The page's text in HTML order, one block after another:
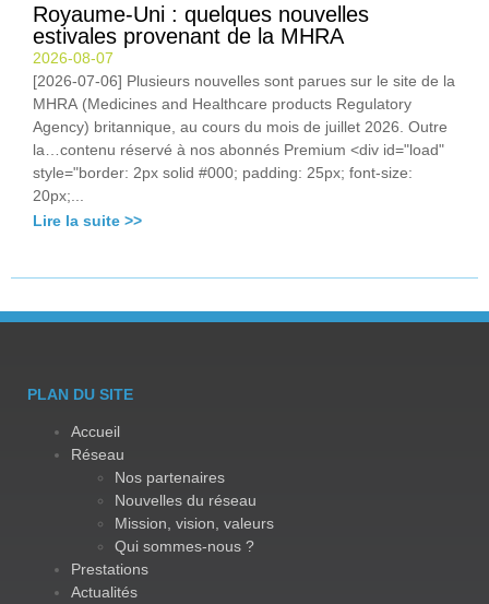
Royaume-Uni : quelques nouvelles
estivales provenant de la MHRA
2026-08-07
[2026-07-06] Plusieurs nouvelles sont parues sur le site de la
MHRA (Medicines and Healthcare products Regulatory
Agency) britannique, au cours du mois de juillet 2026. Outre
la…contenu réservé à nos abonnés Premium <div id="load"
style="border: 2px solid #000; padding: 25px; font-size:
20px;...
Lire la suite >>
PLAN DU SITE
Accueil
Réseau
Nos partenaires
Nouvelles du réseau
Mission, vision, valeurs
Qui sommes-nous ?
Prestations
Actualités